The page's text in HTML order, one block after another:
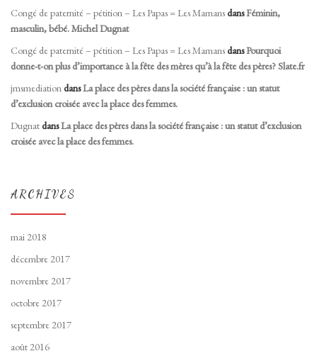
Congé de paternité – pétition – Les Papas = Les MamansdansFéminin,
masculin, bébé. Michel Dugnat
Congé de paternité – pétition – Les Papas = Les MamansdansPourquoi
donne-t-on plus d’importance à la fête des mères qu’à la fête des pères? Slate.fr
jmsmediationdansLa place des pères dans la société française : un statut
d’exclusion croisée avec la place des femmes.
DugnatdansLa place des pères dans la société française : un statut d’exclusion
croisée avec la place des femmes.
ARCHIVES
mai 2018
décembre 2017
novembre 2017
octobre 2017
septembre 2017
août 2016